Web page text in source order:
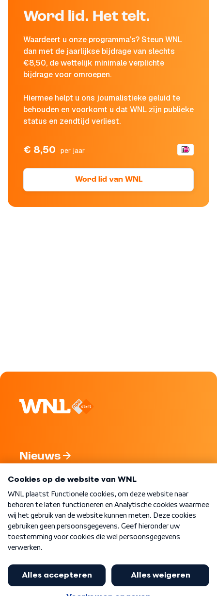
Word lid. Het telt.
Waardeert u onze programma's? Steun WNL
dan met de jaarlijkse bijdrage van slechts
€8,50, de wettelijk minimale verplichte
bijdrage voor omroepen.
Hiermee helpt u ons journalistieke geluid te
behouden en voorkomt u dat WNL zijn publieke
status en zendtijd verliest.
€ 8,50 per jaar
Word lid van WNL
Nieuws
Nieuwsbrief
Word Lid